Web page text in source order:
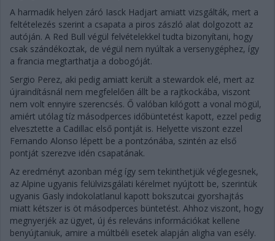
A harmadik helyen záró Iasck Hadjart amiatt vizsgálták, mert a
feltételezés szerint a csapata a piros zászló alat dolgozott az
autóján. A Red Bull végül felvételekkel tudta bizonyítani, hogy
csak szándékoztak, de végül nem nyúltak a versenygéphez, így
a francia megtarthatja a dobogóját.
Sergio Perez, aki pedig amiatt került a stewardok elé, mert az
újraindításnál nem megfelelően állt be a rajtkockába, viszont
nem volt ennyire szerencsés. Ő valóban kilógott a vonal mögül,
amiért utólag tíz másodperces időbüntetést kapott, ezzel pedig
elvesztette a Cadillac első pontját is. Helyette viszont ezzel
Fernando Alonso lépett be a pontzónába, szintén az első
pontját szerezve idén csapatának.
Az eredményt azonban még így sem tekinthetjük véglegesnek,
az Alpine ugyanis felülvizsgálati kérelmet nyújtott be, szerintük
ugyanis Gasly indokolatlanul kapott bokszutcai gyorshajtás
miatt kétszer is öt másodperces büntetést. Ahhoz viszont, hogy
megnyerjék az ügyet, új és releváns információkat kellene
benyújtaniuk, amire a múltbéli esetek alapján aligha van esély.